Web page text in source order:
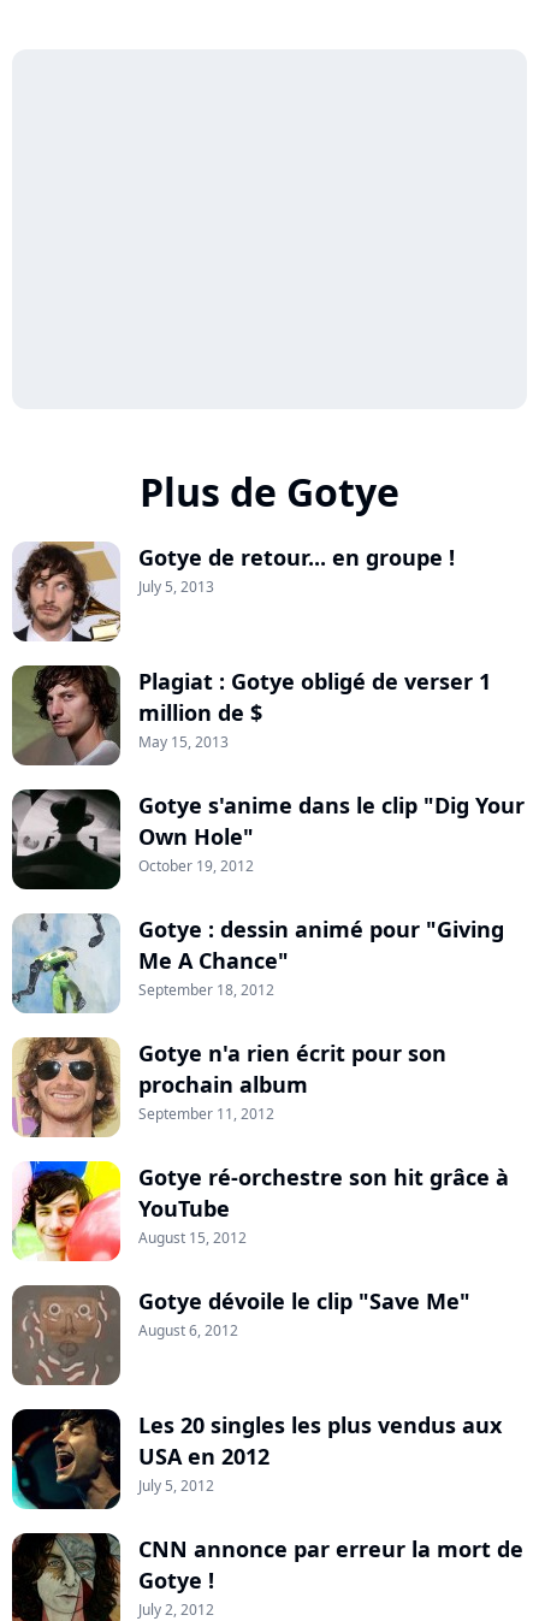
Plus de Gotye
Gotye de retour... en groupe !
July 5, 2013
Plagiat : Gotye obligé de verser 1
million de $
May 15, 2013
Gotye s'anime dans le clip "Dig Your
Own Hole"
October 19, 2012
Gotye : dessin animé pour "Giving
Me A Chance"
September 18, 2012
Gotye n'a rien écrit pour son
prochain album
September 11, 2012
Gotye ré-orchestre son hit grâce à
YouTube
August 15, 2012
Gotye dévoile le clip "Save Me"
August 6, 2012
Les 20 singles les plus vendus aux
USA en 2012
July 5, 2012
CNN annonce par erreur la mort de
Gotye !
July 2, 2012